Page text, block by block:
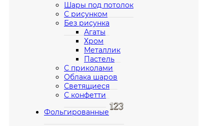
Шары под потолок
С рисунком
Без рисунка
Агаты
Хром
Металлик
Пастель
С приколами
Облака шаров
Светящиеся
С конфетти
Фольгированные